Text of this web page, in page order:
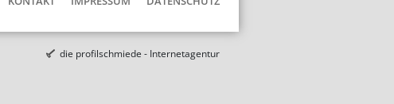
die profilschmiede - Internetagentur